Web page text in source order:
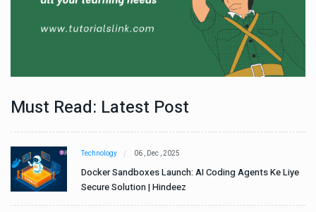
Must Read: Latest Post
Technology 06 , Dec , 2025
Docker Sandboxes Launch: AI Coding Agents Ke Liye
Secure Solution | Hindeez